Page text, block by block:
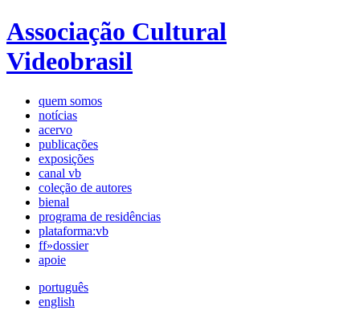
Associação Cultural
Videobrasil
quem somos
notícias
acervo
publicações
exposições
canal vb
coleção de autores
bienal
programa de residências
plataforma:vb
ff»dossier
apoie
português
english